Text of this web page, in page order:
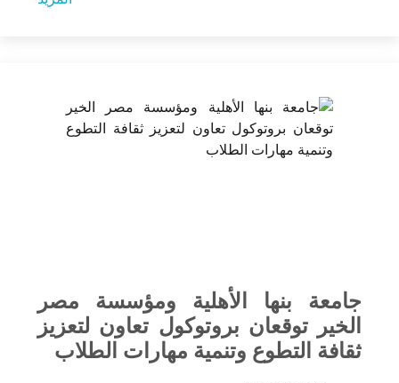
جامعة بنها الأهلية ومؤسسة مصر
الخير توقعان بروتوكول تعاون لتعزيز
ثقافة التطوع وتنمية مهارات الطلاب